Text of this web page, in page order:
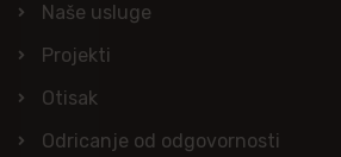
Naše usluge
Projekti
Otisak
Odricanje od odgovornosti